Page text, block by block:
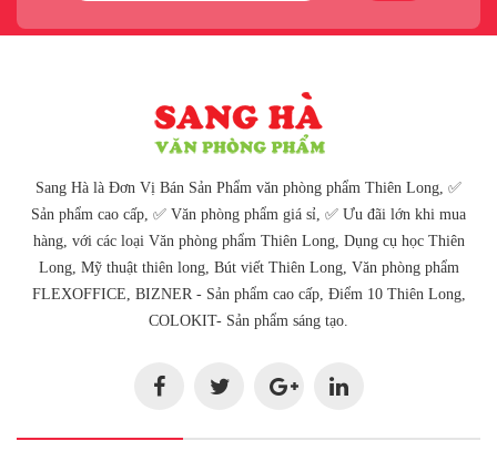
Sang Hà là Đơn Vị Bán Sản Phẩm văn phòng phẩm Thiên Long, ✅
Sản phẩm cao cấp, ✅ Văn phòng phẩm giá sỉ, ✅ Ưu đãi lớn khi mua
hàng, với các loại Văn phòng phẩm Thiên Long, Dụng cụ học Thiên
Long, Mỹ thuật thiên long, Bút viết Thiên Long, Văn phòng phẩm
FLEXOFFICE, BIZNER - Sản phẩm cao cấp, Điểm 10 Thiên Long,
COLOKIT- Sản phẩm sáng tạo.